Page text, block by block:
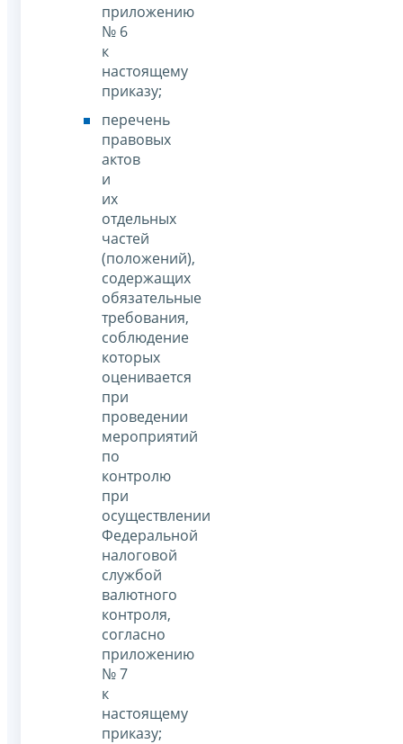
приложению
№ 6
к
настоящему
приказу;
перечень
правовых
актов
и
их
отдельных
частей
(положений),
содержащих
обязательные
требования,
соблюдение
которых
оценивается
при
проведении
мероприятий
по
контролю
при
осуществлении
Федеральной
налоговой
службой
валютного
контроля,
согласно
приложению
№ 7
к
настоящему
приказу;